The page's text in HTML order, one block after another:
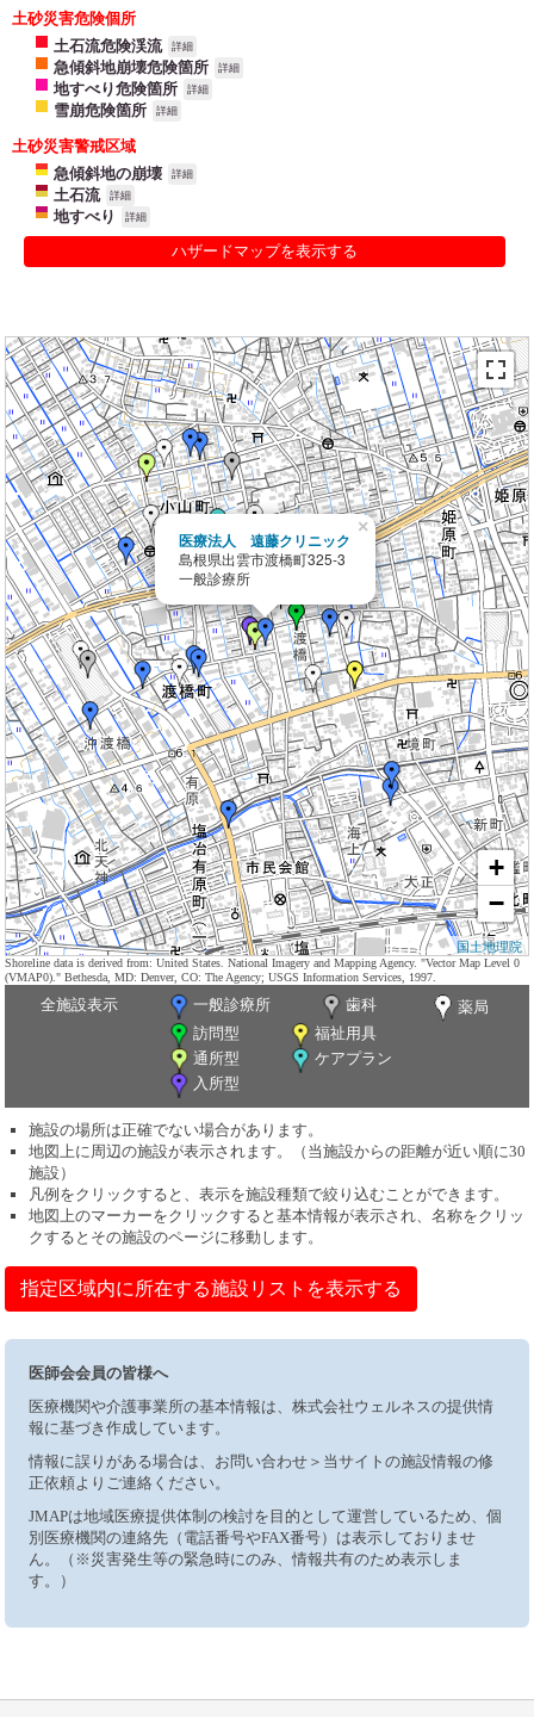
土砂災害危険個所
土石流危険渓流
詳細
急傾斜地崩壊危険箇所 詳細
地すべり危険箇所 詳細
雪崩危険箇所 詳細
土砂災害警戒区域
急傾斜地の崩壊
詳細
土石流 詳細
地すべり 詳細
ハザードマップを表示する
医療法人 遠藤クリニック
島根県出雲市渡橋町325-3
一般診療所
×
+
−
国土地理院
Shoreline data is derived from: United States. National Imagery and Mapping Agency. "Vector Map Level 0
(VMAP0)." Bethesda, MD: Denver, CO: The Agency; USGS Information Services, 1997.
全施設表示 一般診療所 歯科
薬局
訪問型
福祉用具
通所型
ケアプラン
入所型
施設の場所は正確でない場合があります。
地図上に周辺の施設が表示されます。（当施設からの距離が近い順に30
施設）
凡例をクリックすると、表示を施設種類で絞り込むことができます。
地図上のマーカーをクリックすると基本情報が表示され、名称をクリッ
クするとその施設のページに移動します。
指定区域内に所在する施設リストを表示する
医師会会員の皆様へ
医療機関や介護事業所の基本情報は、株式会社ウェルネスの提供情
報に基づき作成しています。
情報に誤りがある場合は、お問い合わせ＞当サイトの施設情報の修
正依頼よりご連絡ください。
JMAPは地域医療提供体制の検討を目的として運営しているため、個
別医療機関の連絡先（電話番号やFAX番号）は表示しておりませ
ん。（※災害発生等の緊急時にのみ、情報共有のため表示しま
す。）